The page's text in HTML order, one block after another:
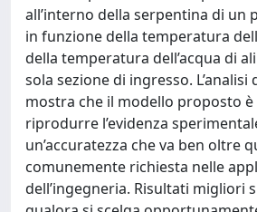
all’interno della serpentina di un
in funzione della temperatura
della temperatura dell’acqua di
sola sezione di ingresso. L’analisi
mostra che il modello proposto
riprodurre l’evidenza
un’accuratezza che va ben oltre
comunemente richiesta nelle
dell’ingegneria. Risultati migliori